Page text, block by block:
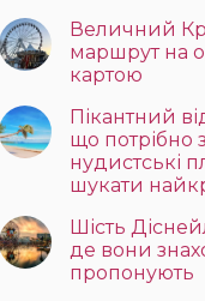
Величний
маршрут на
картою
Пікантний
що потрібно
нудистські
шукати
Шість
де вони
пропонують